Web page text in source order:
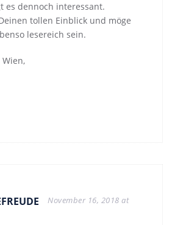
es dennoch interessant.
tollen Einblick und möge
lesereich sein.
November 16, 2018 at